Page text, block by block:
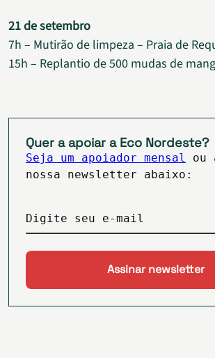
21 de setembro
7h – Mutirão de limpeza – Praia de
15h – Replantio de 500 mudas de
Quer a apoiar a Eco Nordeste?
Seja um apoiador mensal
ou
nossa newsletter abaixo:
Digite seu e-mail